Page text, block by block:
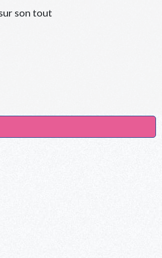
son tout